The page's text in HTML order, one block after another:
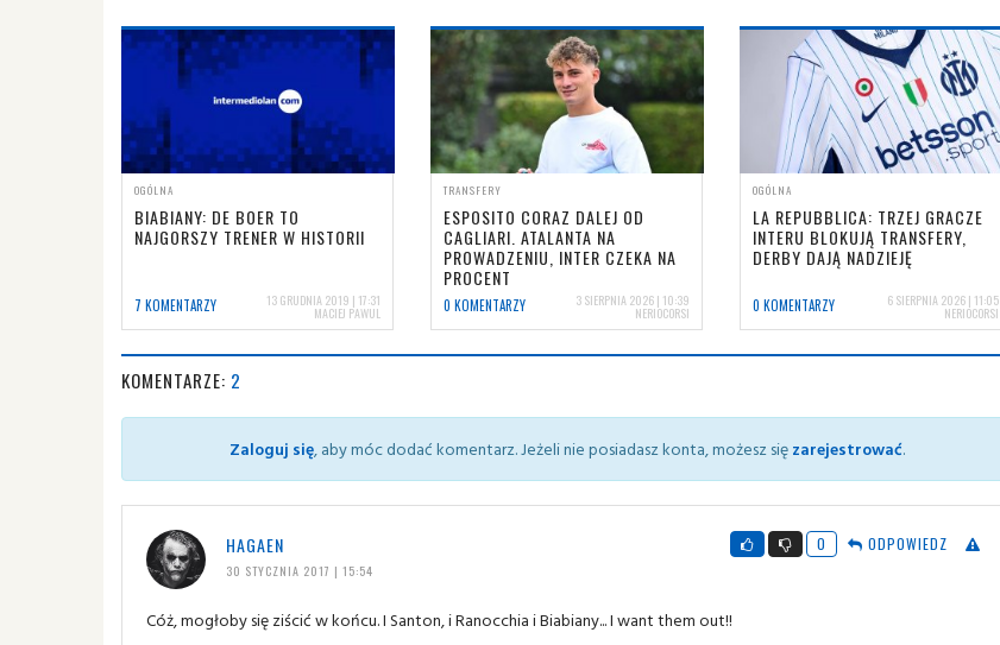
OGÓLNA
BIABIANY: DE BOER TO
NAJGORSZY TRENER W HISTORII
7 KOMENTARZY 13 GRUDNIA 2019 | 17:31
MACIEJ PAWUL
TRANSFERY
ESPOSITO CORAZ DALEJ OD
CAGLIARI. ATALANTA NA
PROWADZENIU, INTER CZEKA NA
PROCENT
0 KOMENTARZY 3 SIERPNIA 2026 | 10:39
NERIOCORSI
OGÓLNA
LA REPUBBLICA: TRZEJ GRACZE
INTERU BLOKUJĄ TRANSFERY,
DERBY DAJĄ NADZIEJĘ
0 KOMENTARZY 6 SIERPNIA 2026 | 11:05
NERIOCORSI
KOMENTARZE: 2
Zaloguj się, aby móc dodać komentarz. Jeżeli nie posiadasz konta, możesz sięzarejestrować.
HAGAEN
30 STYCZNIA 2017 | 15:54
0 ODPOWIEDZ
Cóż, mogłoby się ziścić w końcu. I Santon, i Ranocchia i Biabiany... I want them out!!